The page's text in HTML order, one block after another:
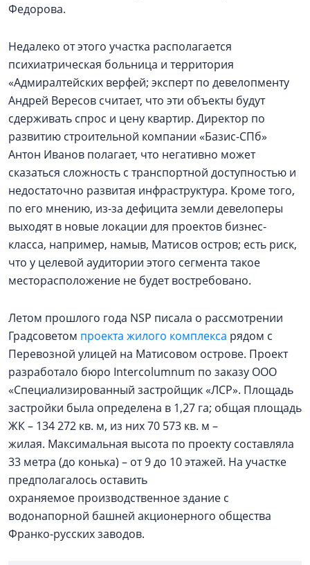
Федорова.
Недалеко от этого участка располагается
психиатрическая больница и территория
«Адмиралтейских верфей; эксперт по девелопменту
Андрей Вересов считает, что эти объекты будут
сдерживать спрос и цену квартир. Директор по
развитию строительной компании «Базис-СПб»
Антон Иванов полагает, что негативно может
сказаться сложность с транспортной доступностью и
недостаточно развитая инфраструктура. Кроме того,
по его мнению, из-за дефицита земли девелоперы
выходят в новые локации для проектов бизнес-
класса, например, намыв, Матисов остров; есть риск,
что у целевой аудитории этого сегмента такое
месторасположение не будет востребовано.
Летом прошлого года NSP писала о рассмотрении
Градсоветом проекта жилого комплекса рядом с
Перевозной улицей на Матисовом острове. Проект
разработало бюро Intercolumnum по заказу ООО
«Специализированный застройщик «ЛСР». Площадь
застройки была определена в 1,27 га; общая площадь
ЖК – 134 272 кв. м, из них 70 573 кв. м –
жилая. Максимальная высота по проекту составляла
33 метра (до конька) – от 9 до 10 этажей. На участке
предполагалось оставить
охраняемое производственное здание с
водонапорной башней акционерного общества
Франко-русских заводов.